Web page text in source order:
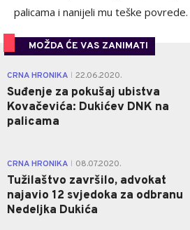
palicama i nanijeli mu teške povrede.
MOŽDA ĆE VAS ZANIMATI
CRNA HRONIKA 22.06.2020.
Suđenje za pokušaj ubistva
Kovačevića: Dukićev DNK na
palicama
CRNA HRONIKA 08.07.2020.
Tužilaštvo završilo, advokat
najavio 12 svjedoka za odbranu
Nedeljka Dukića